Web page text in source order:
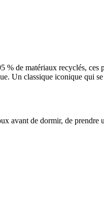
de matériaux recyclés, ces
Un classique iconique qui
avant de dormir, de prendre